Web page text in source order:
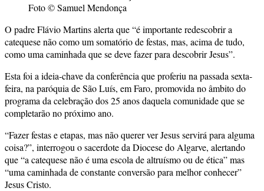
Foto © Samuel Mendonça
O padre Flávio Martins alerta que “é importante redescobrir a
catequese não como um somatório de festas, mas, acima de tudo,
como uma caminhada que se deve fazer para descobrir Jesus”.
Esta foi a ideia-chave da conferência que proferiu na passada sexta-
feira, na paróquia de São Luís, em Faro, promovida no âmbito do
programa da celebração dos 25 anos daquela comunidade que se
completarão no próximo ano.
“Fazer festas e etapas, mas não querer ver Jesus servirá para alguma
coisa?”, interrogou o sacerdote da Diocese do Algarve, alertando
que “a catequese não é uma escola de altruísmo ou de ética” mas
“uma caminhada de constante conversão para melhor conhecer”
Jesus Cristo.